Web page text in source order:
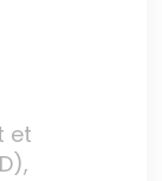
et